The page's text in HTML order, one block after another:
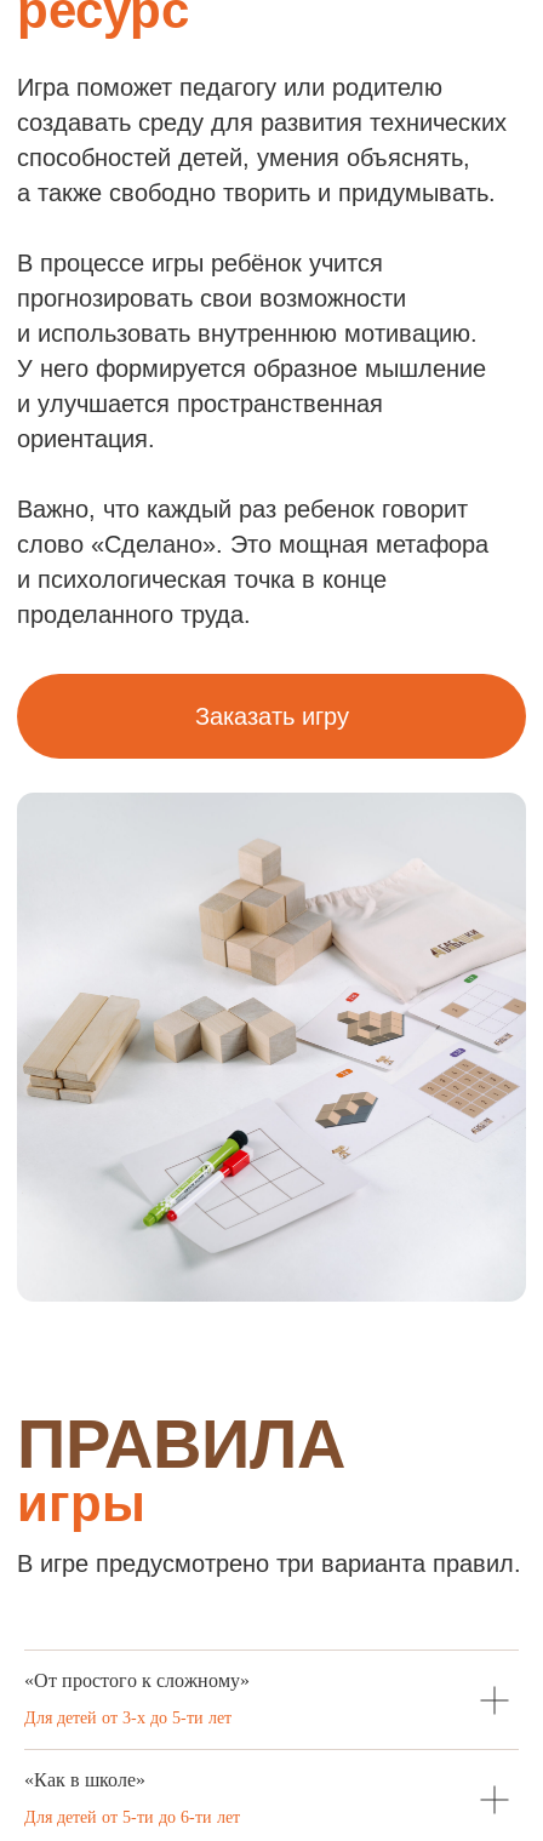
ПРАВИЛА
игры
В игре предусмотрено три варианта правил.
«От простого к сложному»
Для детей от 3-х до 5-ти лет
«Как в школе»
Для детей от 5-ти до 6-ти лет
НАБОР
«ОПТИМАЛЬНЫЙ‎»
КОМПЛЕКТАЦИЯ
Заказать
и стоимость
Перманентный маркер
Мешочек для карточек
Коробка для хранения
ИНТЕГРАЦИЯ
центр конструирования «Бабашки».
в центр
конструирования
Полифункциональная среда
ЦЕНТР
КОНСТРУИРОВАНИЯ
«БАБАШКИ»